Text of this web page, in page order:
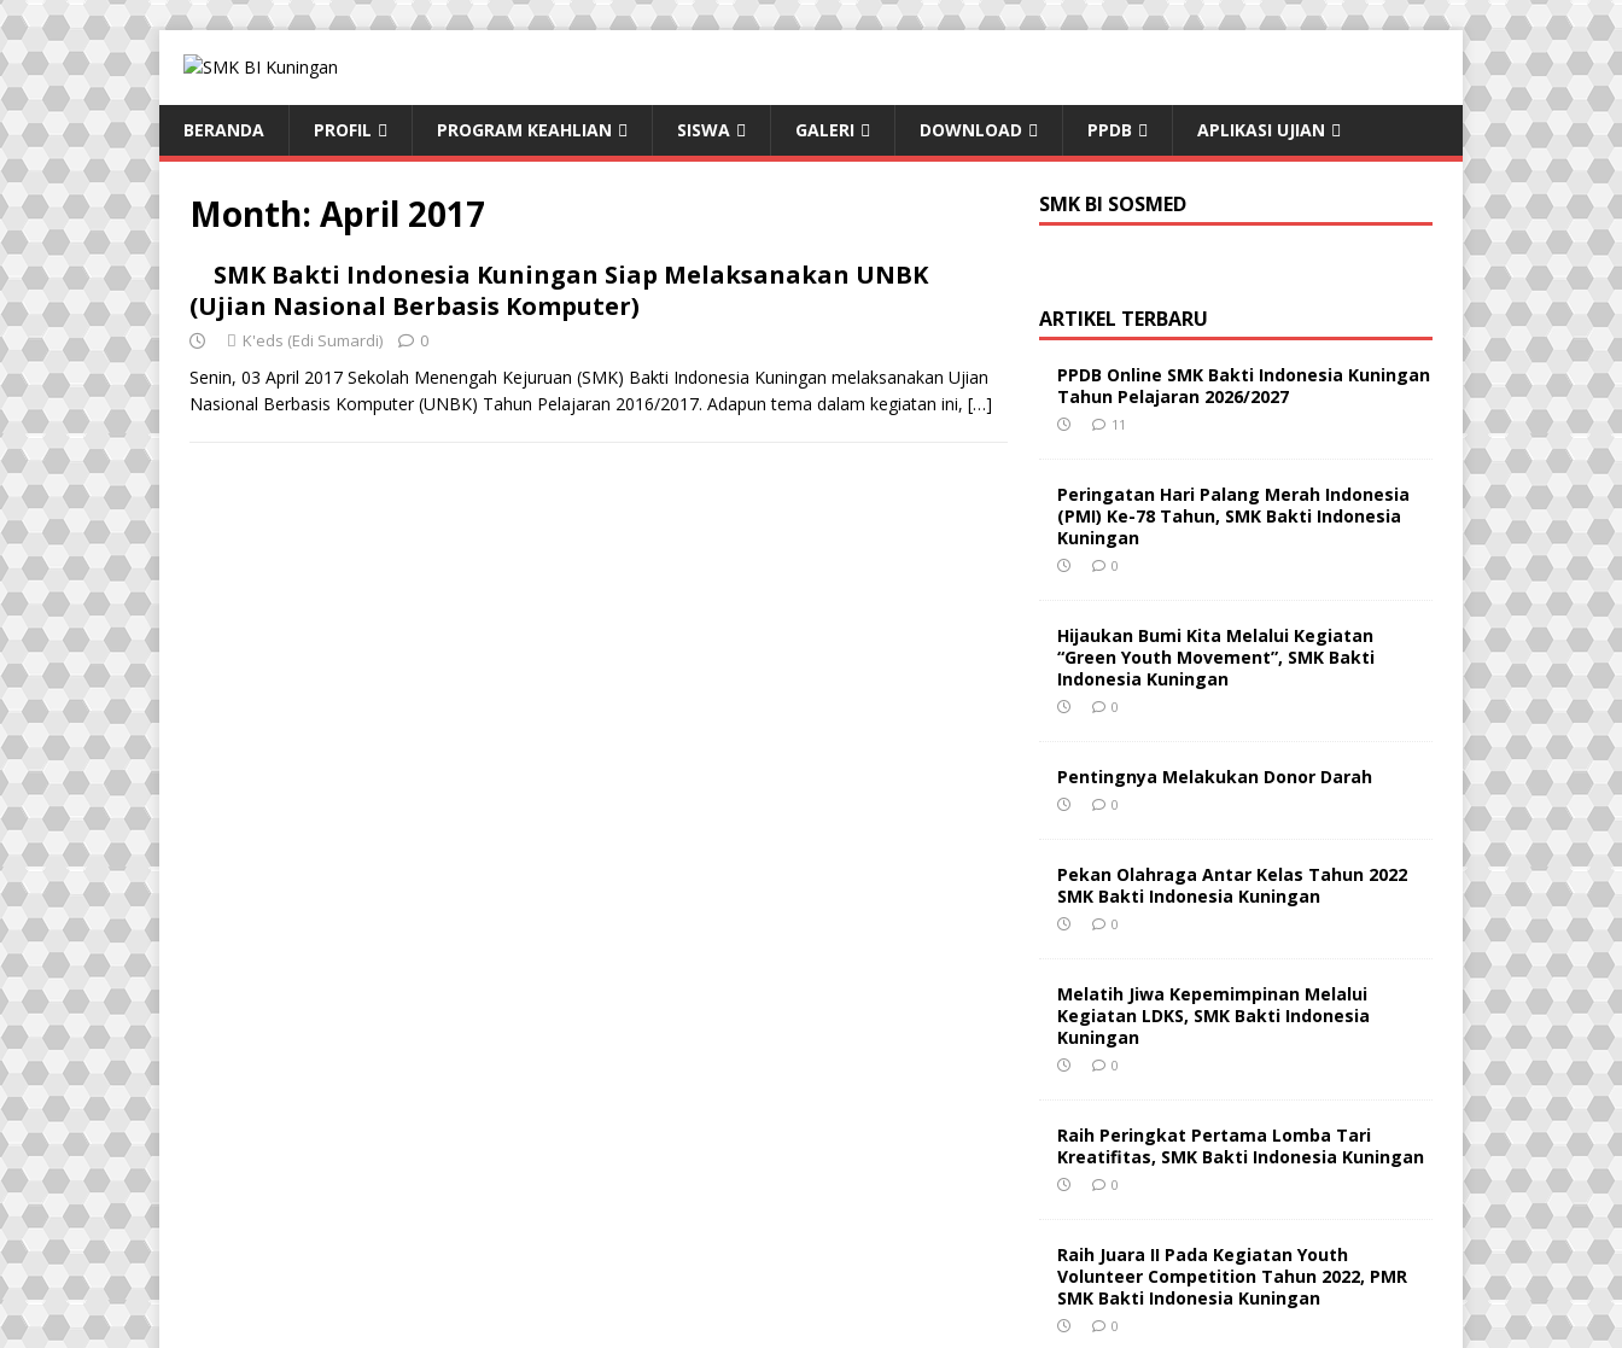
BERANDA PROFIL PROGRAM KEAHLIAN SISWA GALERI DOWNLOAD PPDB APLIKASI UJIAN
Month: April 2017
SMK Bakti Indonesia Kuningan Siap Melaksanakan UNBK
(Ujian Nasional Berbasis Komputer)
K'eds (Edi Sumardi) 0
Senin, 03 April 2017 Sekolah Menengah Kejuruan (SMK) Bakti Indonesia Kuningan melaksanakan Ujian
Nasional Berbasis Komputer (UNBK) Tahun Pelajaran 2016/2017. Adapun tema dalam kegiatan ini, […]
SMK BI SOSMED
ARTIKEL TERBARU
PPDB Online SMK Bakti Indonesia Kuningan
Tahun Pelajaran 2026/2027
11
Peringatan Hari Palang Merah Indonesia
(PMI) Ke-78 Tahun, SMK Bakti Indonesia
Kuningan
0
Hijaukan Bumi Kita Melalui Kegiatan
“Green Youth Movement”, SMK Bakti
Indonesia Kuningan
0
Pentingnya Melakukan Donor Darah
0
Pekan Olahraga Antar Kelas Tahun 2022
SMK Bakti Indonesia Kuningan
0
Melatih Jiwa Kepemimpinan Melalui
Kegiatan LDKS, SMK Bakti Indonesia
Kuningan
0
Raih Peringkat Pertama Lomba Tari
Kreatifitas, SMK Bakti Indonesia Kuningan
0
Raih Juara II Pada Kegiatan Youth
Volunteer Competition Tahun 2022, PMR
SMK Bakti Indonesia Kuningan
0